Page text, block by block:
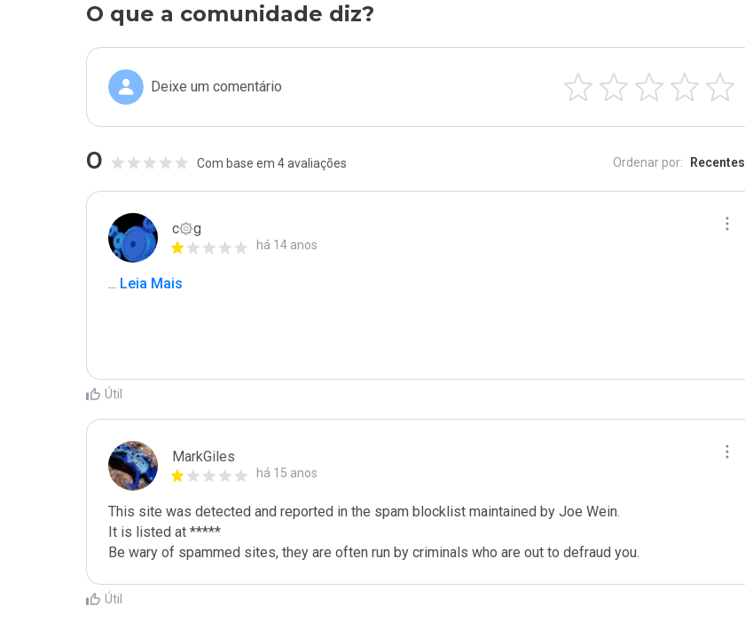
O que a comunidade diz?
Deixe um comentário
0 Com base em 4 avaliações Ordenar por: Recentes
c۞g
há 14 anos
... Leia Mais
Útil
MarkGiles
há 15 anos
This site was detected and reported in the spam blocklist maintained by Joe Wein.
It is listed at *****
Be wary of spammed sites, they are often run by criminals who are out to defraud you.
Útil